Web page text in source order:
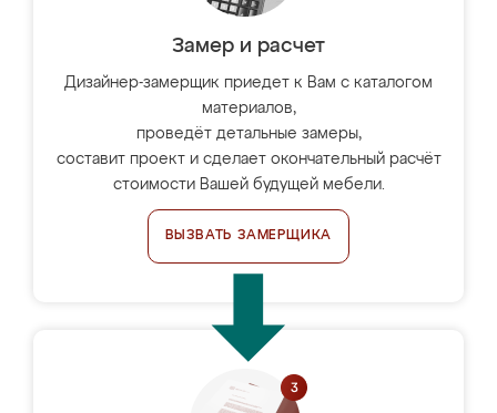
Замер и расчет
Дизайнер-замерщик приедет к Вам с каталогом
материалов,
проведёт детальные замеры,
составит проект и сделает окончательный расчёт
стоимости Вашей будущей мебели.
ВЫЗВАТЬ ЗАМЕРЩИКА